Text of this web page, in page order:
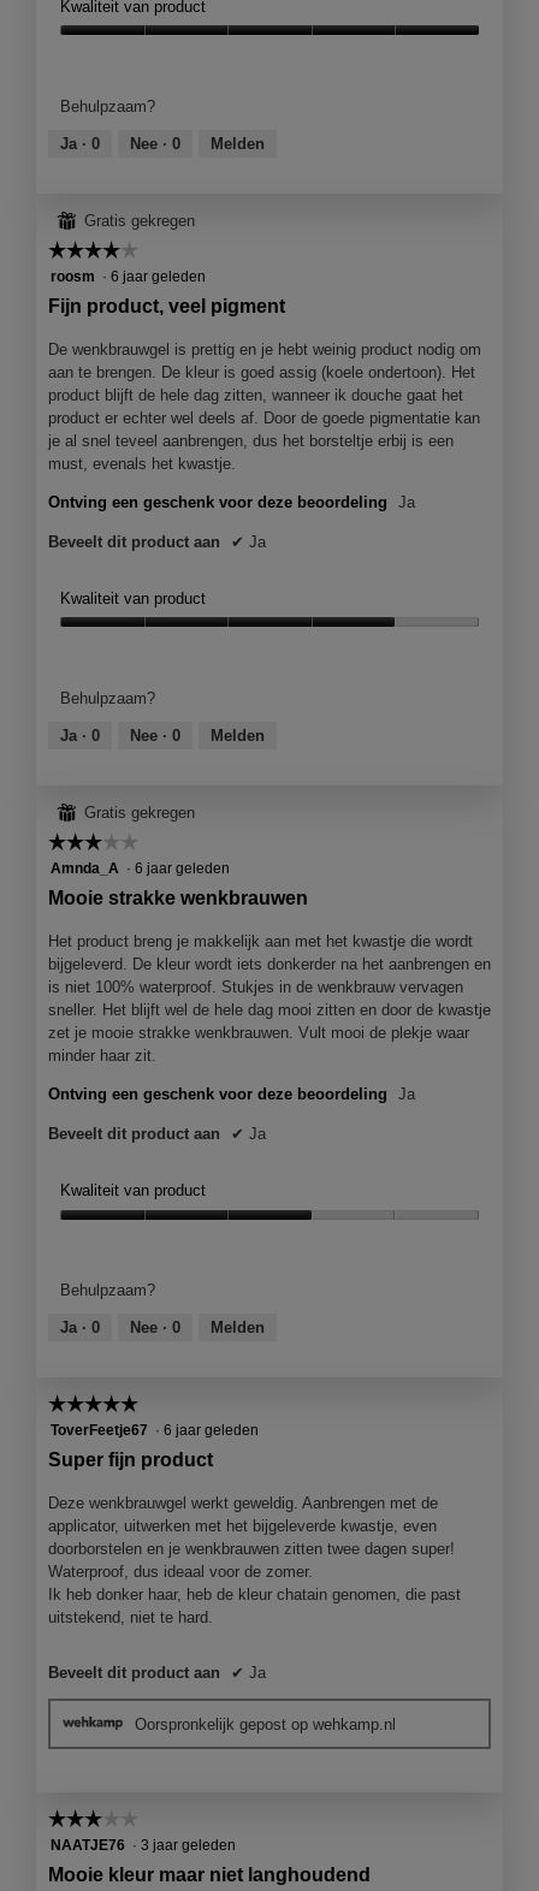
Kwaliteit van product
5
van
Behulpzaam?
Ja · 0 Nee · 0 Melden
⊞ Gratis gekregen
☆☆☆☆☆
☆☆☆☆☆
4
sterren.
roosm · 6 jaar geleden
Fijn product, veel pigment
De wenkbrauwgel is prettig en je hebt weinig product nodig om
aan te brengen. De kleur is goed assig (koele ondertoon). Het
product blijft de hele dag zitten, wanneer ik douche gaat het
product er echter wel deels af. Door de goede pigmentatie kan
je al snel teveel aanbrengen, dus het borsteltje erbij is een
must, evenals het kwastje.
Ontving een geschenk voor deze beoordeling Ja
Beveelt dit product aan ✔ Ja
Kwaliteit van product
4
van
Behulpzaam?
Ja · 0 Nee · 0 Melden
⊞ Gratis gekregen
☆☆☆☆☆
☆☆☆☆☆
3
sterren.
Amnda_A · 6 jaar geleden
Mooie strakke wenkbrauwen
Het product breng je makkelijk aan met het kwastje die wordt
bijgeleverd. De kleur wordt iets donkerder na het aanbrengen en
is niet 100% waterproof. Stukjes in de wenkbrauw vervagen
sneller. Het blijft wel de hele dag mooi zitten en door de kwastje
zet je mooie strakke wenkbrauwen. Vult mooi de plekje waar
minder haar zit.
Ontving een geschenk voor deze beoordeling Ja
Beveelt dit product aan ✔ Ja
Kwaliteit van product
3
van
Behulpzaam?
Ja · 0 Nee · 0 Melden
☆☆☆☆☆
☆☆☆☆☆
5
van
sterren.
ToverFeetje67 · 6 jaar geleden
Super fijn product
Deze wenkbrauwgel werkt geweldig. Aanbrengen met de
applicator, uitwerken met het bijgeleverde kwastje, even
doorborstelen en je wenkbrauwen zitten twee dagen super!
Waterproof, dus ideaal voor de zomer.
Ik heb donker haar, heb de kleur chatain genomen, die past
uitstekend, niet te hard.
Beveelt dit product aan ✔ Ja
Oorspronkelijk gepost op wehkamp.nl
☆☆☆☆☆
☆☆☆☆☆
3
van
NAATJE76 · 3 jaar geleden
Mooie kleur maar niet langhoudend